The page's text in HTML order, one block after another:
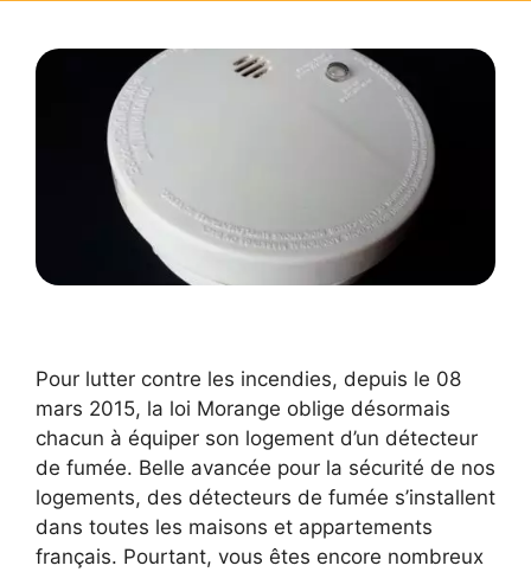
Pour lutter contre les incendies, depuis le 08
mars 2015, la loi Morange oblige désormais
chacun à équiper son logement d’un détecteur
de fumée. Belle avancée pour la sécurité de nos
logements, des détecteurs de fumée s’installent
dans toutes les maisons et appartements
français. Pourtant, vous êtes encore nombreux